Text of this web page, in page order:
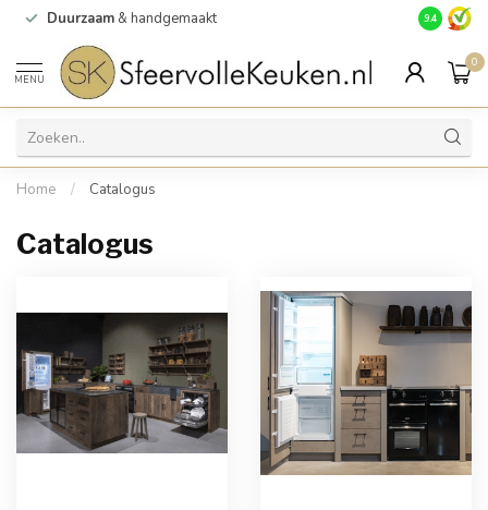
Duurzaam & handgemaakt Gratis
9.4
MENU
0
Home / Catalogus
Catalogus